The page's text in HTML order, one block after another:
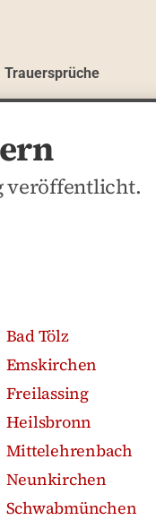
Trauersprüche
veröffentlicht.
suchen
Bad Tölz
Emskirchen
Freilassing
Heilsbronn
Mittelehrenbach
Neunkirchen
Schwabmünchen